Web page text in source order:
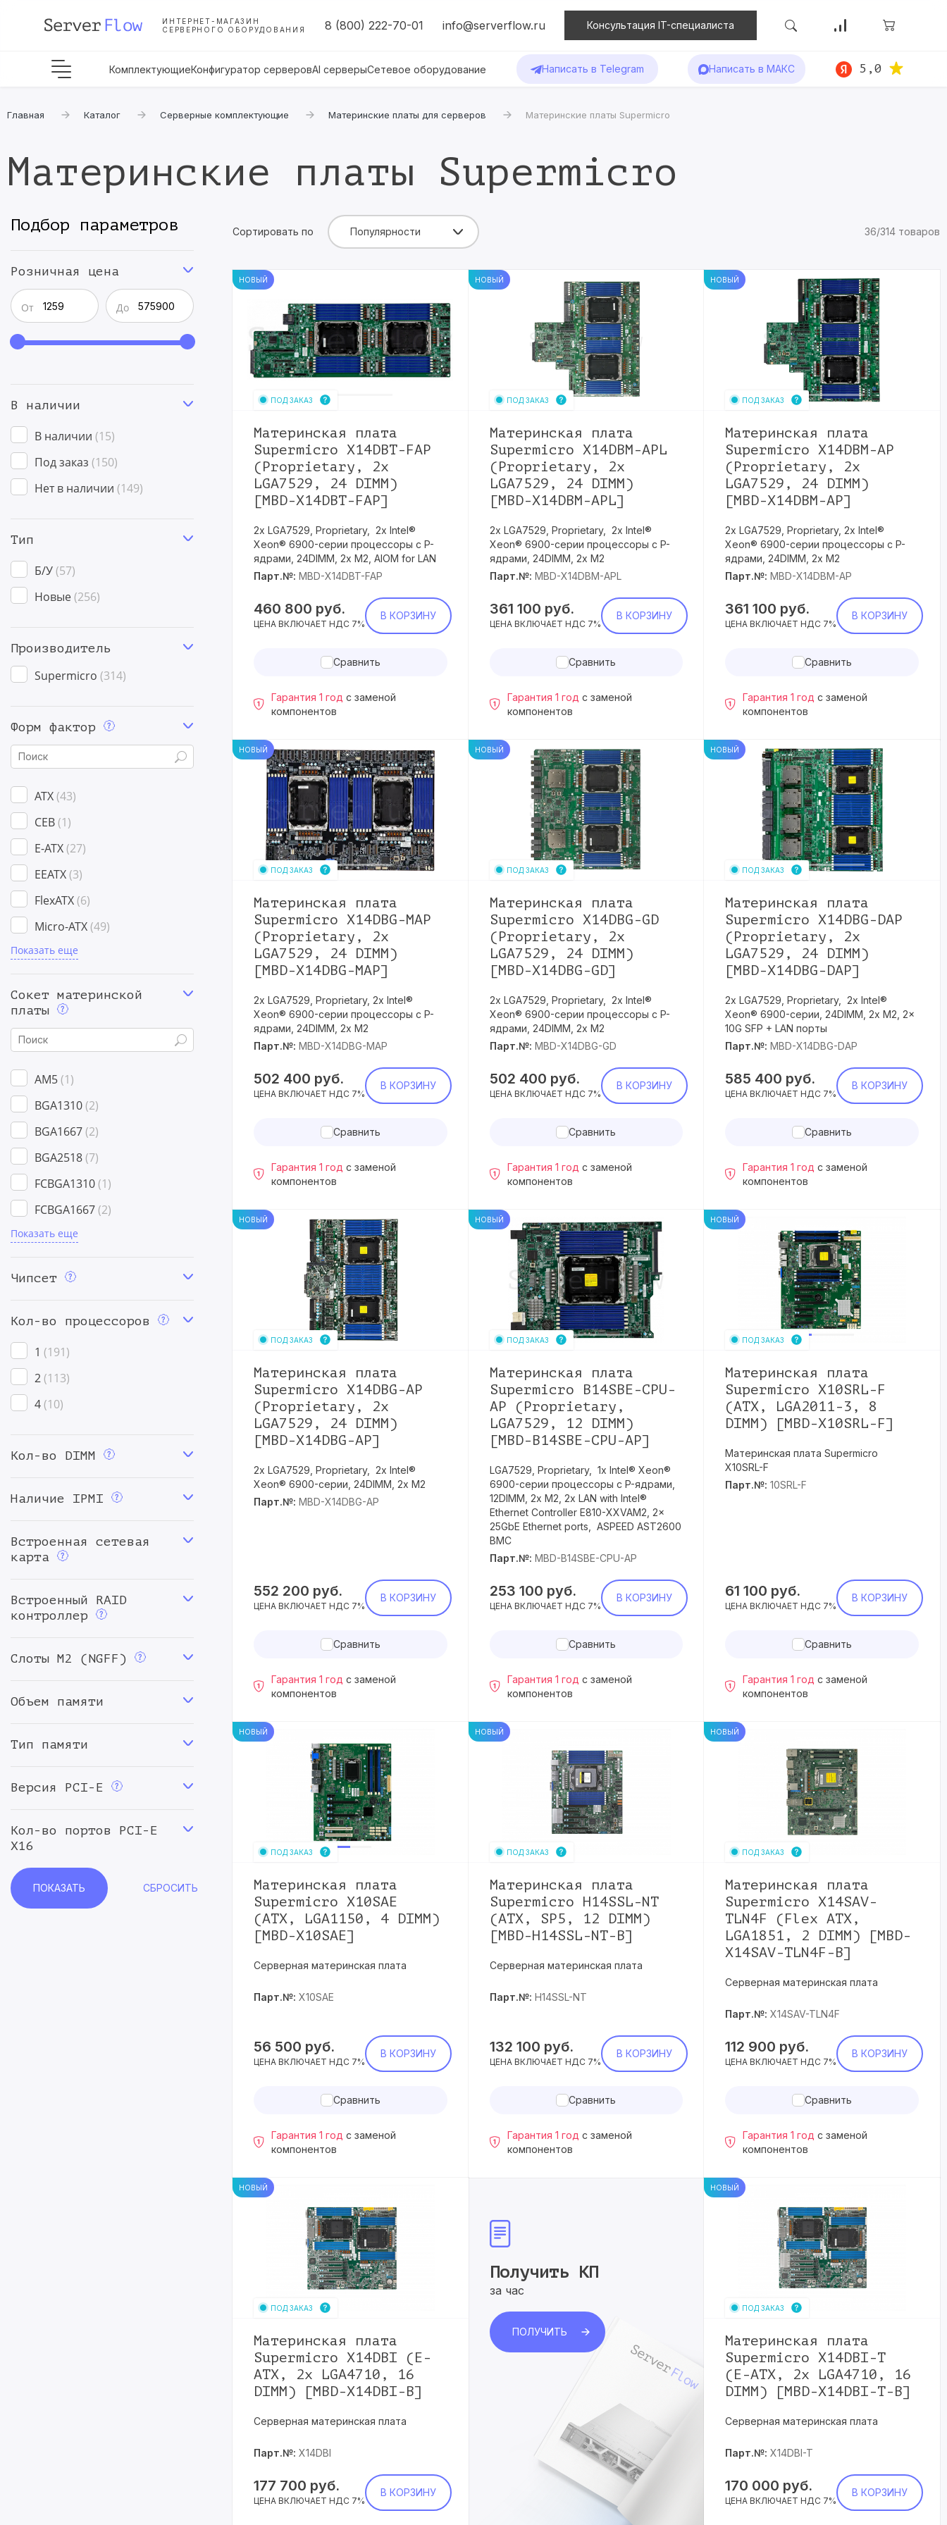
ИНТЕРНЕТ-МАГАЗИН
СЕРВЕРНОГО ОБОРУДОВАНИЯ
8 (800) 222-70-01 info@serverflow.ru Консультация IT-специалиста
КомплектующиеКонфигуратор серверовAI серверыСетевое оборудование Написать в Telegram Написать в МАКС 5,0
Главная Каталог Серверные комплектующие Материнские платы для серверов Материнские платы Supermicro
Материнские платы Supermicro
Подбор параметров
Розничная цена
От До
В наличии
В наличии 15
Под заказ 150
Нет в наличии 149
Тип
Б/У 57
Новые 256
Производитель
Supermicro 314
Форм фактор
ATX 43
CEB 1
E-ATX 27
EEATX 3
FlexATX 6
Micro-ATX 49
Mini-ITX
Показать еще
Сокет материнской
платы
AM5 1
BGA1310 2
BGA1667 2
BGA2518 7
FCBGA1310 1
FCBGA1667 2
FCBGA2227
LGA3647 47
LGA4677
33
LGA7529
11
SP3
SP5
11
TR4
2
Показать еще
Чипсет
Кол-во процессоров
1
191
2 113
4 10
Кол-во DIMM
Наличие IPMI
Встроенная сетевая
карта
Встроенный RAID
контроллер
Слоты M2 (NGFF)
Объем памяти
Тип памяти
Версия PCI-E
Кол-во портов PCI-E
X16
Сортировать по Популярности 36/314 товаров
НОВЫЙ
ПОД ЗАКАЗ
Материнская плата
Supermicro X14DBT-FAP
(Proprietary, 2x
LGA7529, 24 DIMM)
[MBD-X14DBT-FAP]
2х LGA7529, Proprietary, 2х Intel®
Xeon® 6900-серии процессоры с P-
ядрами, 24DIMM, 2x M2, AIOM for LAN
Парт.№: MBD-X14DBT-FAP
460 800 руб.
ЦЕНА ВКЛЮЧАЕТ НДС 7%
В КОРЗИНУ
Сравнить
Гарантия 1 год с заменой
компонентов
НОВЫЙ
ПОД ЗАКАЗ
Материнская плата
Supermicro X14DBM-APL
(Proprietary, 2x
LGA7529, 24 DIMM)
[MBD-X14DBM-APL]
2х LGA7529, Proprietary, 2х Intel®
Xeon® 6900-серии процессоры с P-
ядрами, 24DIMM, 2x M2
Парт.№: MBD-X14DBM-APL
361 100 руб.
ЦЕНА ВКЛЮЧАЕТ НДС 7%
В КОРЗИНУ
Сравнить
Гарантия 1 год с заменой
компонентов
НОВЫЙ
ПОД ЗАКАЗ
Материнская плата
Supermicro X14DBM-AP
(Proprietary, 2x
LGA7529, 24 DIMM)
[MBD-X14DBM-AP]
2х LGA7529, Proprietary, 2х Intel®
Xeon® 6900-серии процессоры с P-
ядрами, 24DIMM, 2x M2
Парт.№: MBD-X14DBM-AP
361 100 руб.
ЦЕНА ВКЛЮЧАЕТ НДС 7%
В КОРЗИНУ
Сравнить
Гарантия 1 год с заменой
компонентов
НОВЫЙ
ПОД ЗАКАЗ
Материнская плата
Supermicro X14DBG-MAP
(Proprietary, 2x
LGA7529, 24 DIMM)
[MBD-X14DBG-MAP]
2х LGA7529, Proprietary, 2х Intel®
Xeon® 6900-серии процессоры с P-
ядрами, 24DIMM, 2x M2
Парт.№: MBD-X14DBG-MAP
502 400 руб.
ЦЕНА ВКЛЮЧАЕТ НДС 7%
В КОРЗИНУ
Сравнить
Гарантия 1 год с заменой
компонентов
НОВЫЙ
ПОД ЗАКАЗ
Материнская плата
Supermicro X14DBG-GD
(Proprietary, 2x
LGA7529, 24 DIMM)
[MBD-X14DBG-GD]
2х LGA7529, Proprietary, 2х Intel®
Xeon® 6900-серии процессоры с P-
ядрами, 24DIMM, 2x M2
Парт.№: MBD-X14DBG-GD
502 400 руб.
ЦЕНА ВКЛЮЧАЕТ НДС 7%
В КОРЗИНУ
Сравнить
Гарантия 1 год с заменой
компонентов
НОВЫЙ
ПОД ЗАКАЗ
Материнская плата
Supermicro X14DBG-DAP
(Proprietary, 2x
LGA7529, 24 DIMM)
[MBD-X14DBG-DAP]
2х LGA7529, Proprietary, 2х Intel®
Xeon® 6900-серии, 24DIMM, 2x M2, 2x
10G SFP + LAN порты
Парт.№: MBD-X14DBG-DAP
585 400 руб.
ЦЕНА ВКЛЮЧАЕТ НДС 7%
В КОРЗИНУ
Сравнить
Гарантия 1 год с заменой
компонентов
НОВЫЙ
ПОД ЗАКАЗ
Материнская плата
Supermicro X14DBG-AP
(Proprietary, 2x
LGA7529, 24 DIMM)
[MBD-X14DBG-AP]
2х LGA7529, Proprietary, 2х Intel®
Xeon® 6900-серии, 24DIMM, 2x M2
Парт.№: MBD-X14DBG-AP
552 200 руб.
ЦЕНА ВКЛЮЧАЕТ НДС 7%
В КОРЗИНУ
Сравнить
Гарантия 1 год с заменой
компонентов
НОВЫЙ
ПОД ЗАКАЗ
Материнская плата
Supermicro B14SBE-CPU-
AP (Proprietary,
LGA7529, 12 DIMM)
[MBD-B14SBE-CPU-AP]
LGA7529, Proprietary, 1х Intel® Xeon®
6900-серии процессоры с P-ядрами,
12DIMM, 2x M2, 2x LAN with Intel®
Ethernet Controller E810-XXVAM2, 2x
25GbE Ethernet ports, ASPEED AST2600
BMC
Парт.№: MBD-B14SBE-CPU-AP
253 100 руб.
ЦЕНА ВКЛЮЧАЕТ НДС 7%
В КОРЗИНУ
Сравнить
Гарантия 1 год с заменой
компонентов
НОВЫЙ
ПОД ЗАКАЗ
Материнская плата
Supermicro X10SRL-F
(ATX, LGA2011-3, 8
DIMM) [MBD-X10SRL-F]
Материнская плата Supermicro
X10SRL-F
Парт.№: 10SRL-F
61 100 руб.
ЦЕНА ВКЛЮЧАЕТ НДС 7%
В КОРЗИНУ
Сравнить
Гарантия 1 год с заменой
компонентов
НОВЫЙ
ПОД ЗАКАЗ
Материнская плата
Supermicro X10SAE
(ATX, LGA1150, 4 DIMM)
[MBD-X10SAE]
Серверная материнская плата
Парт.№: X10SAE
56 500 руб.
ЦЕНА ВКЛЮЧАЕТ НДС 7%
В КОРЗИНУ
Сравнить
Гарантия 1 год с заменой
компонентов
НОВЫЙ
ПОД ЗАКАЗ
Материнская плата
Supermicro H14SSL-NT
(ATX, SP5, 12 DIMM)
[MBD-H14SSL-NT-B]
Серверная материнская плата
Парт.№: H14SSL-NT
132 100 руб.
ЦЕНА ВКЛЮЧАЕТ НДС 7%
В КОРЗИНУ
Сравнить
Гарантия 1 год с заменой
компонентов
НОВЫЙ
ПОД ЗАКАЗ
Материнская плата
Supermicro X14SAV-
TLN4F (Flex ATX,
LGA1851, 2 DIMM) [MBD-
X14SAV-TLN4F-B]
Серверная материнская плата
Парт.№: X14SAV-TLN4F
112 900 руб.
ЦЕНА ВКЛЮЧАЕТ НДС 7%
В КОРЗИНУ
Сравнить
Гарантия 1 год с заменой
компонентов
НОВЫЙ
ПОД ЗАКАЗ
Материнская плата
Supermicro X14DBI (E-
ATX, 2x LGA4710, 16
DIMM) [MBD-X14DBI-B]
Серверная материнская плата
Парт.№: X14DBI
177 700 руб.
ЦЕНА ВКЛЮЧАЕТ НДС 7%
В КОРЗИНУ
Получить КП
за час
ПОЛУЧИТЬ
НОВЫЙ
ПОД ЗАКАЗ
Материнская плата
Supermicro X14DBI-T
(E-ATX, 2x LGA4710, 16
DIMM) [MBD-X14DBI-T-B]
Серверная материнская плата
Парт.№: X14DBI-T
170 000 руб.
ЦЕНА ВКЛЮЧАЕТ НДС 7%
В КОРЗИНУ